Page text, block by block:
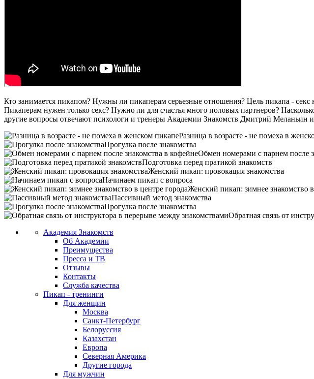
Кто занимается пикапом? Нужны ли пикаперам серьезные отношения? Цель пикапа - секс
Пикаперам нужен только секс? Нужно ли для счастья много половых партнеров?
другие вопросы отвечают психологи и тренеры Академии Знакомств Дмитрий Меланьин
Разница в возрасте - не помеха в
Прогулка после знакомства
Обмен номерами с парнем после
Подготовка перед пратикой знакомств
Женский пикап: провокация знакомства
Начинаем пикап с вопроса
Женский пикап: зимнее знакомство
Пассивный метод знакомства
Прогулка после знакомства
Обратная связь от
Академия Знакомств
Об Академии
Преимущества
Пресса и ТВ
Отзывы
Контакты
Служба качества
Пикап - тренинги
Для женщин
Москва
Санкт-Петербург
Белоруссия
Казахстан
Европа
Северная Америка
Другие города
Для мужчин